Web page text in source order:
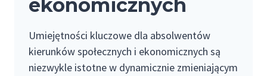
ekonomicznych
Umiejętności kluczowe dla absolwentów
kierunków społecznych i ekonomicznych są
niezwykle istotne w dynamicznie zmieniającym